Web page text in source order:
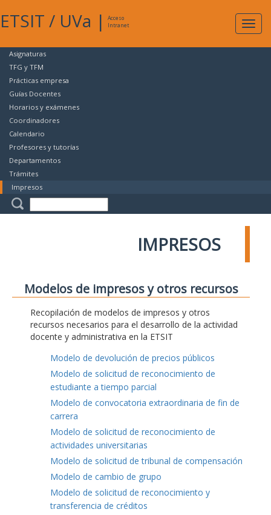
ETSIT / UVa |
Acceso
Intranet
Asignaturas
TFG y TFM
Prácticas empresa
Guías Docentes
Horarios y exámenes
Coordinadores
Calendario
Profesores y tutorías
Departamentos
Trámites
Impresos
IMPRESOS
Modelos de impresos y otros recursos
Recopilación de modelos de impresos y otros
recursos necesarios para el desarrollo de la actividad
docente y administrativa en la ETSIT
Modelo de devolución de precios públicos
Modelo de solicitud de reconocimiento de
estudiante a tiempo parcial
Modelo de convocatoria extraordinaria de fin de
carrera
Modelo de solicitud de reconocimiento de
actividades universitarias
Modelo de solicitud de tribunal de compensación
Modelo de cambio de grupo
Modelo de solicitud de reconocimiento y
transferencia de créditos